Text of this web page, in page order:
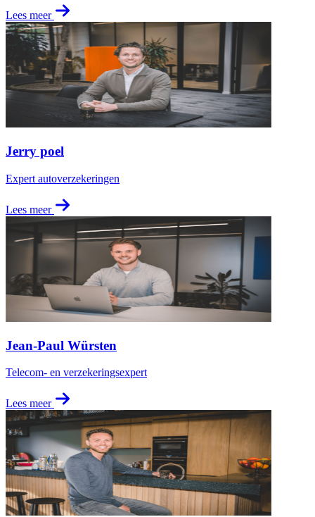
Lees meer
Jerry poel
Expert autoverzekeringen
Lees meer
Jean-Paul Würsten
Telecom- en verzekeringsexpert
Lees meer